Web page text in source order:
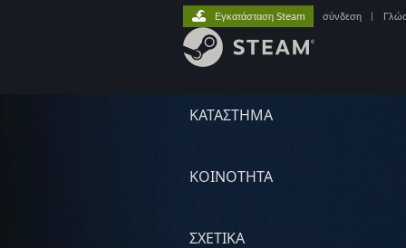
ΚΑΤΑΣΤΗΜΑ
ΚΟΙΝΟΤΗΤΑ
ΣΧΕΤΙΚΆ
Εγκατάσταση Steam σύνδεση